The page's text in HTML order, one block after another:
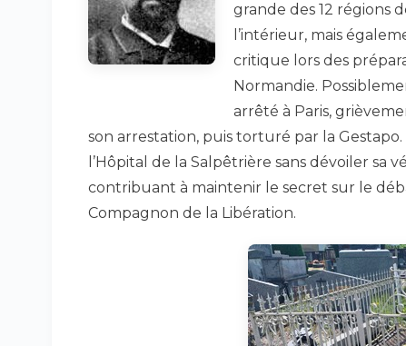
grande des 12 régions
l’intérieur, mais
critique lors des
Normandie.
arrêté à Paris,
son arrestation, puis torturé par la Gestapo.
l’Hôpital de la Salpêtrière sans dévoiler sa
contribuant à maintenir le secret sur le
Compagnon de la Libération.